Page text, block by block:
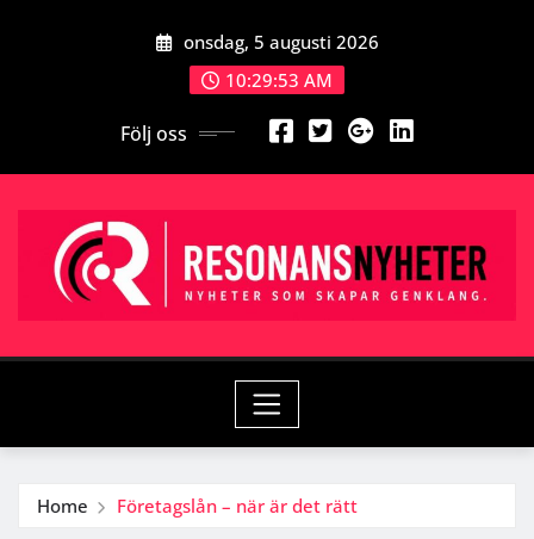
onsdag, 5 augusti 2026
10:29:54 AM
Följ oss
Home Företagslån – när är det rätt